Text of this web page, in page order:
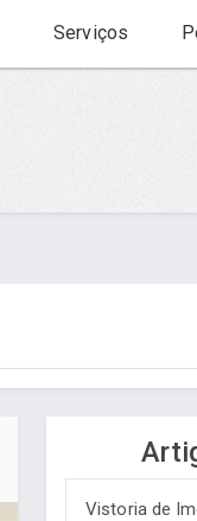
Serviços
Vistoria de